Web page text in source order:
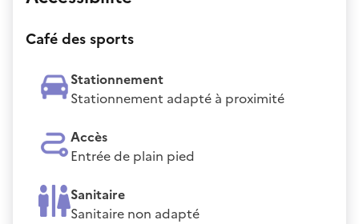
Café des sports
Stationnement
Stationnement adapté à proximité
Accès
Entrée de plain pied
Sanitaire
Sanitaire non adapté